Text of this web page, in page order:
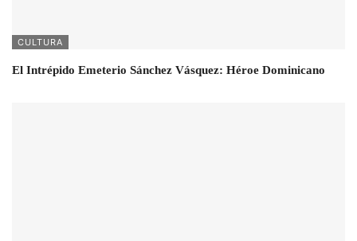
CULTURA
El Intrépido Emeterio Sánchez Vásquez: Héroe Dominicano